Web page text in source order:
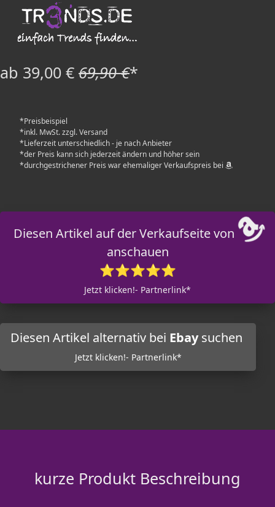
ab 39,00 € 69,90 €*
*Preisbeispiel
*inkl. MwSt. zzgl. Versand
*Lieferzeit unterschiedlich - je nach Anbieter
*der Preis kann sich jederzeit ändern und höher sein
*durchgestrichener Preis war ehemaliger Verkaufspreis bei
Diesen Artikel auf der Verkaufseite von
anschauen
⭐⭐⭐⭐⭐
Jetzt klicken!- Partnerlink*
Diesen Artikel alternativ bei Ebaysuchen
Jetzt klicken!- Partnerlink*
kurze Produkt Beschreibung